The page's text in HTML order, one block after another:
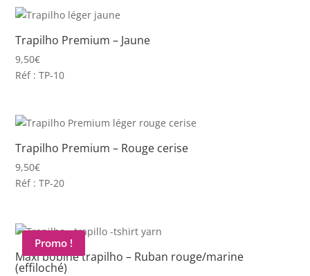
Trapilho Premium – Jaune
9,50€
Réf : TP-10
Trapilho Premium – Rouge cerise
9,50€
Réf : TP-20
Promo !
Maxi bobine trapilho – Ruban rouge/marine
(effiloché)